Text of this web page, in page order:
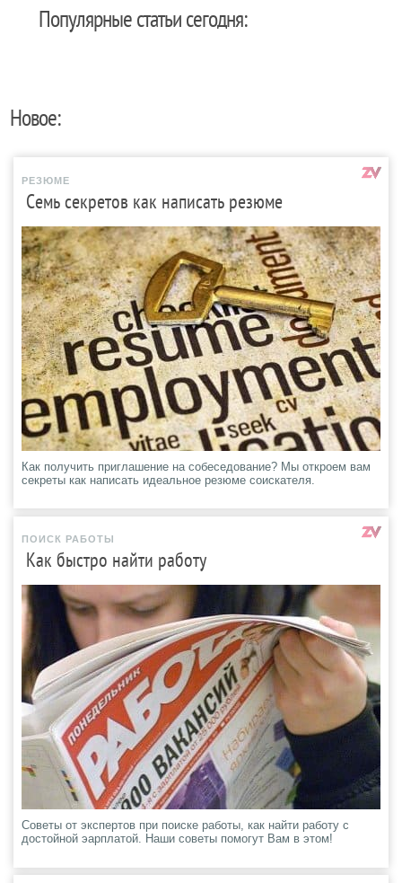
Популярные статьи сегодня:
Новое:
РЕЗЮМЕ
Семь секретов как написать резюме
Как получить приглашение на собеседование? Мы откроем вам
секреты как написать идеальное резюме соискателя.
ПОИСК РАБОТЫ
Как быстро найти работу
Советы от экспертов при поиске работы, как найти работу с
достойной эарплатой. Наши советы помогут Вам в этом!